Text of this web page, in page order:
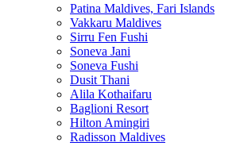
Patina Maldives, Fari Islands
Vakkaru Maldives
Sirru Fen Fushi
Soneva Jani
Soneva Fushi
Dusit Thani
Alila Kothaifaru
Baglioni Resort
Hilton Amingiri
Radisson Maldives